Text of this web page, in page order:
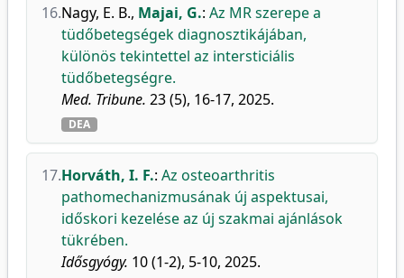
16.Nagy, E. B., Majai, G.: Az MR szerepe a
tüdőbetegségek diagnosztikájában,
különös tekintettel az intersticiális
tüdőbetegségre.
Med. Tribune. 23 (5), 16-17, 2025.
DEA
17.Horváth, I. F.: Az osteoarthritis
pathomechanizmusának új aspektusai,
időskori kezelése az új szakmai ajánlások
tükrében.
Idősgyógy. 10 (1-2), 5-10, 2025.